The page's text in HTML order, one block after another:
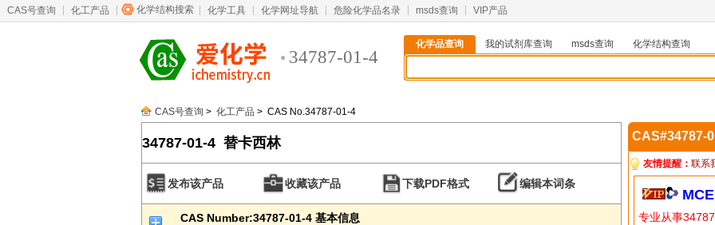
CAS号查询 化工产品 化学结构搜索 化学工具 化学网址导航 危险化学品名录 msds查询 VIP产品
34787-01-4
化学品查询 我的试剂库查询 msds查询
化学结构查询
CAS号查询 > 化工产品 > CAS No.34787-01-4
34787-01-4 替卡西林
发布该产品 收藏该产品 下载PDF格式 编辑本词条
CAS Number:34787-01-4 基本信息
CAS#34787-
友情提醒： 联系
专业从事